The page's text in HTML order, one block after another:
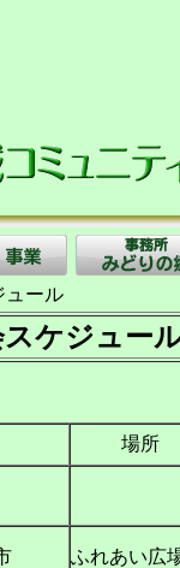
ュール
スケジ
場所
ふれあい広